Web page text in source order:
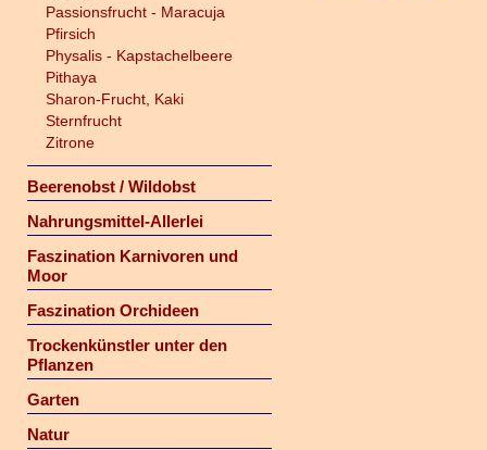
Passionsfrucht - Maracuja
Pfirsich
Physalis - Kapstachelbeere
Pithaya
Sharon-Frucht, Kaki
Sternfrucht
Zitrone
Beerenobst / Wildobst
Nahrungsmittel-Allerlei
Faszination Karnivoren und
Moor
Faszination Orchideen
Trockenkünstler unter den
Pflanzen
Garten
Natur